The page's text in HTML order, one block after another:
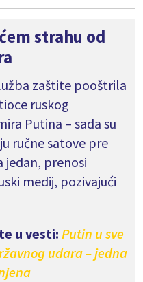
strahu od
zaštite pooštrila
ruskog
Putina – sada su
ručne satove pre
jedan, prenosi
medij, pozivajući
u vesti: Putin u sve
udara – jedna